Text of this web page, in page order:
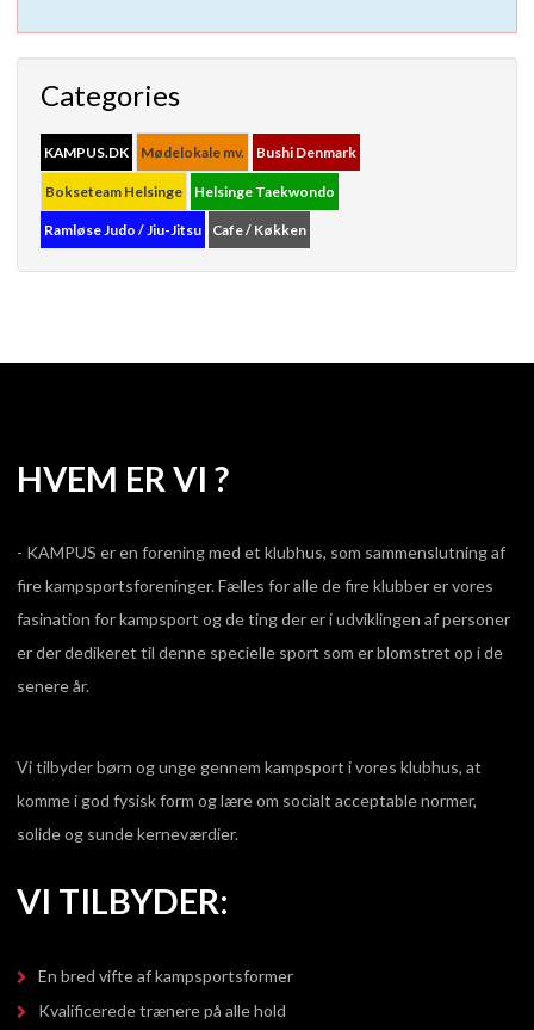
Categories
KAMPUS.DK Mødelokale mv. Bushi Denmark
Bokseteam Helsinge Helsinge Taekwondo
Ramløse Judo / Jiu-Jitsu Cafe / Køkken
HVEM ER VI ?
- KAMPUS er en forening med et klubhus, som sammenslutning af
fire kampsportsforeninger. Fælles for alle de fire klubber er vores
fasination for kampsport og de ting der er i udviklingen af personer
er der dedikeret til denne specielle sport som er blomstret op i de
senere år.
Vi tilbyder børn og unge gennem kampsport i vores klubhus, at
komme i god fysisk form og lære om socialt acceptable normer,
solide og sunde kerneværdier.
VI TILBYDER:
En bred vifte af kampsportsformer
Kvalificerede trænere på alle hold